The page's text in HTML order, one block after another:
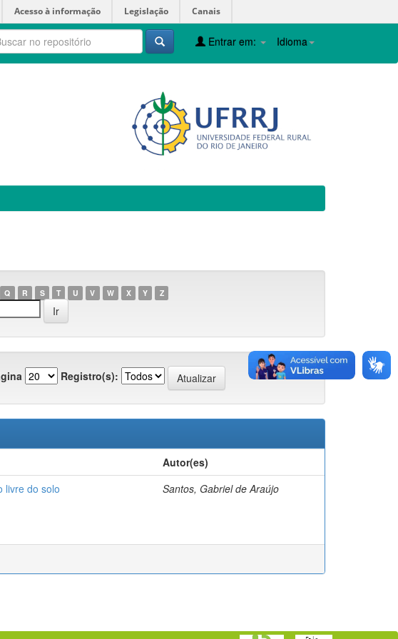
Acesso à informação Legislação Canais
Idioma
Entrar em:
Q R S T U V W X Y Z
Registro(s):
Autor(es)
livre do solo Santos, Gabriel de Araújo